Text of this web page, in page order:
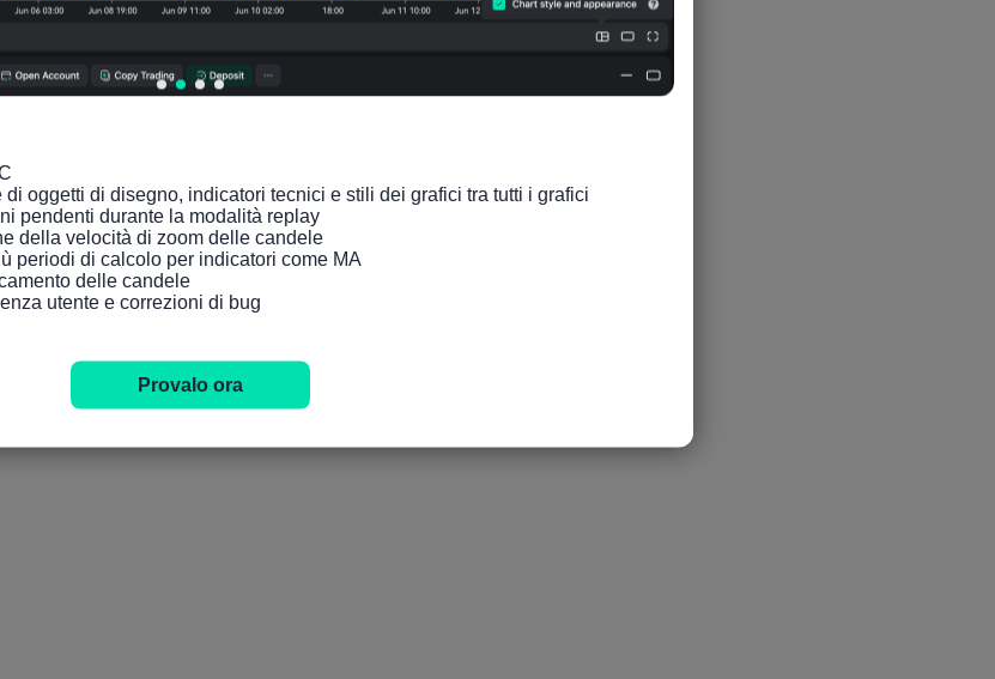
oggetti di disegno, indicatori tecnici e stili dei grafici tra tutti i grafici
pendenti durante la modalità replay
della velocità di zoom delle candele
periodi di calcolo per indicatori come MA
delle candele
utente e correzioni di bug
Provalo ora